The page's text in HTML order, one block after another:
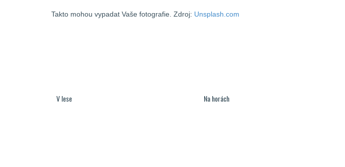
Takto mohou vypadat Vaše fotografie. Zdroj: Unsplash.com
V lese Na horách